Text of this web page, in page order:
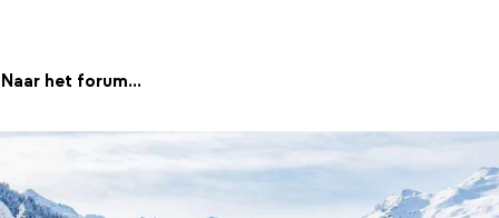
Naar het forum...